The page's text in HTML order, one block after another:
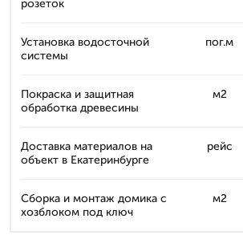
розеток
Установка водосточной
системы
пог.м
Покраска и защитная
обработка древесины
м2
Доставка материалов на
объект в Екатеринбурге
рейс
Сборка и монтаж домика с
хозблоком под ключ
м2